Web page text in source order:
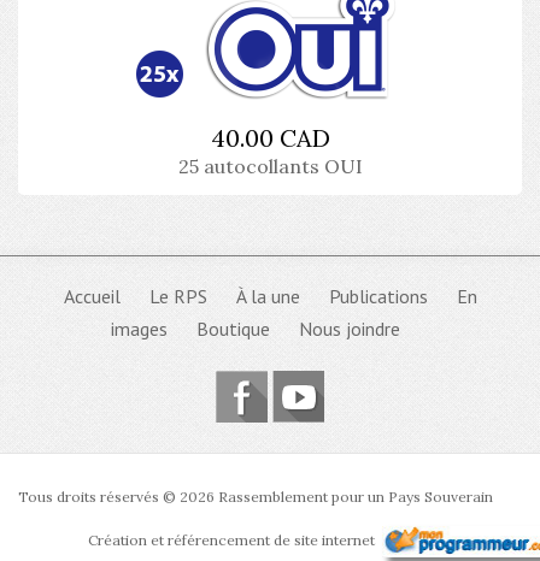
40.00 CAD
25 autocollants OUI
Accueil Le RPS À la une Publications
En
images
Boutique Nous joindre
Tous droits réservés © 2026 Rassemblement pour un Pays Souverain
Création et référencement de site internet